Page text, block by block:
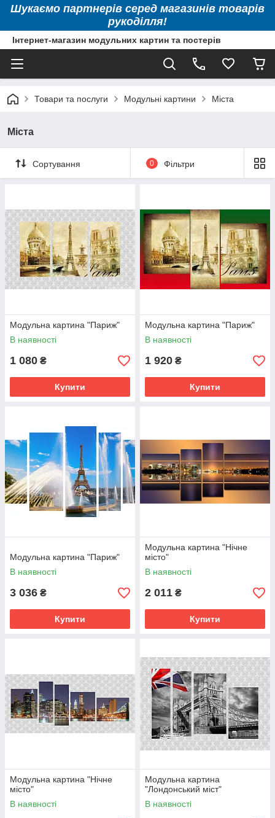
Шукаємо партнерів серед магазинів товарів
рукоділля!
Інтернет-магазин модульних картин та постерів
Товари та послуги Модульні картини Міста
Міста
Сортування 0 Фільтри
Модульна картина "Париж"
В наявності
1 080 ₴
Купити
Модульна картина "Париж"
В наявності
1 920 ₴
Купити
Модульна картина "Париж"
В наявності
3 036 ₴
Купити
Модульна картина "Нічне
місто"
В наявності
2 011 ₴
Купити
Модульна картина "Нічне
місто"
В наявності
Модульна картина
"Лондонський міст"
В наявності